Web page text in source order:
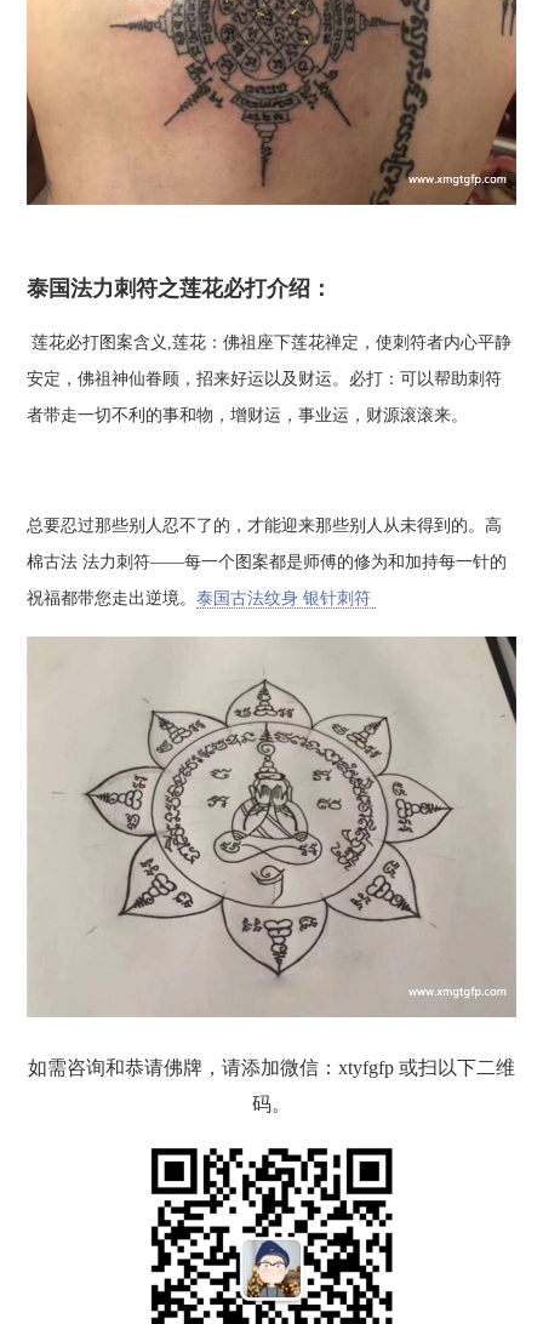
泰国法力刺符之莲花必打介绍：
莲花必打图案含义,莲花：佛祖座下莲花禅定，使刺符者内心平静
安定，佛祖神仙眷顾，招来好运以及财运。必打：可以帮助刺符
者带走一切不利的事和物，增财运，事业运，财源滚滚来。
总要忍过那些别人忍不了的，才能迎来那些别人从未得到的。高
棉古法 法力刺符——每一个图案都是师傅的修为和加持每一针的
祝福都带您走出逆境。泰国古法纹身 银针刺符
如需咨询和恭请佛牌，请添加微信：xtyfgfp 或扫以下二维
码。